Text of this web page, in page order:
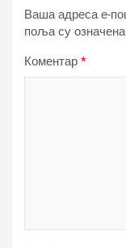
Ваша адреса е-
поља су означена
Коментар *